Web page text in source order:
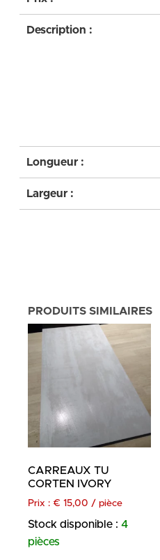
Description :
Longueur :
Largeur :
PRODUITS SIMILAIRES
CARREAUX TU
CORTEN IVORY
Prix : € 15,00 / pièce
Stock disponible : 4
pièces